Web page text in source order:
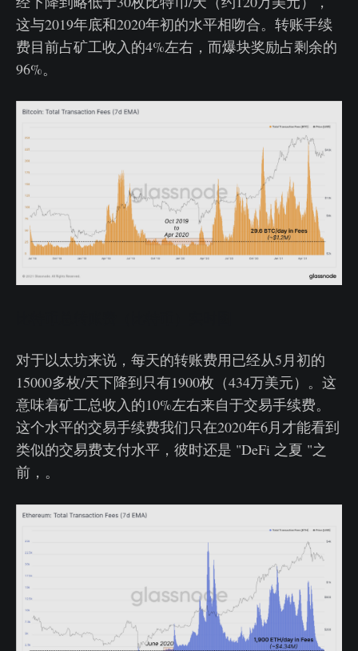
这与2019年底和2020年初的水平相吻合。转账手续
费目前占矿工收入的4%左右，而爆块奖励占剩余的
96%。
对于以太坊来说，每天的转账费用已经从5月初的
15000多枚/天下降到只有1900枚（434万美元）。这
意味着矿工总收入的10%左右来自于交易手续费。
这个水平的交易手续费我们只在2020年6月才能看到
类似的交易费支付水平，彼时还是 "DeFi 之夏 "之
前，。